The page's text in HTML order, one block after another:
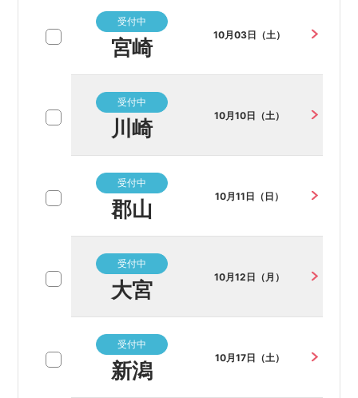
受付中
宮崎
10月03日（土）
受付中
川崎
10月10日（土）
受付中
郡山
10月11日（日）
受付中
大宮
10月12日（月）
受付中
新潟
10月17日（土）